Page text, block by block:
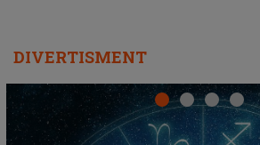
DIVERTISMENT